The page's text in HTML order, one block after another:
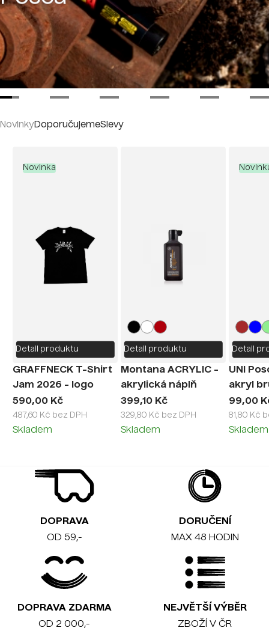
NovinkyDoporučujemeSlevy
Novinka
Detail produktu
GRAFFNECK T-Shirt
Jam 2026 - logo
590,00 Kč
487,60 Kč bez DPH
Skladem
Detail produktu
Montana ACRYLIC -
akrylická náplň
180ml
399,10 Kč
329,80 Kč bez DPH
Skladem
Detail
UNI
akryl
99,00
81,80 Kč
Skladem
DOPRAVA
OD 59,-
DORUČENÍ
MAX 48 HODIN
DOPRAVA ZDARMA
OD 2 000,-
NEJVĚTŠÍ VÝBĚR
ZBOŽÍ V ČR